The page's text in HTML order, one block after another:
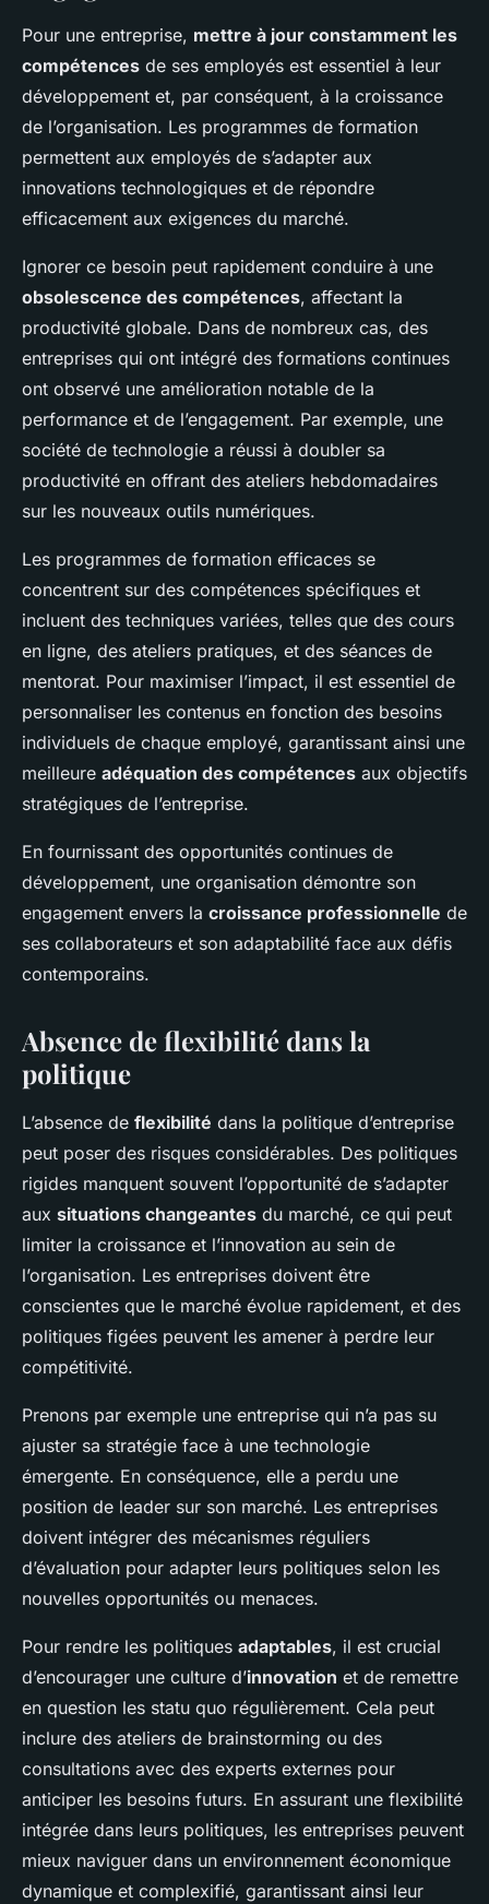
Pour une entreprise, mettre à jour constamment les
compétences de ses employés est essentiel à leur
développement et, par conséquent, à la croissance
de l’organisation. Les programmes de formation
permettent aux employés de s’adapter aux
innovations technologiques et de répondre
efficacement aux exigences du marché.
Ignorer ce besoin peut rapidement conduire à une
obsolescence des compétences, affectant la
productivité globale. Dans de nombreux cas, des
entreprises qui ont intégré des formations continues
ont observé une amélioration notable de la
performance et de l’engagement. Par exemple, une
société de technologie a réussi à doubler sa
productivité en offrant des ateliers hebdomadaires
sur les nouveaux outils numériques.
Les programmes de formation efficaces se
concentrent sur des compétences spécifiques et
incluent des techniques variées, telles que des cours
en ligne, des ateliers pratiques, et des séances de
mentorat. Pour maximiser l’impact, il est essentiel de
personnaliser les contenus en fonction des besoins
individuels de chaque employé, garantissant ainsi une
meilleure adéquation des compétences aux objectifs
stratégiques de l’entreprise.
En fournissant des opportunités continues de
développement, une organisation démontre son
engagement envers la croissance professionnelle de
ses collaborateurs et son adaptabilité face aux défis
contemporains.
Absence de flexibilité dans la
politique
L’absence de flexibilité dans la politique d’entreprise
peut poser des risques considérables. Des politiques
rigides manquent souvent l’opportunité de s’adapter
aux situations changeantes du marché, ce qui peut
limiter la croissance et l’innovation au sein de
l’organisation. Les entreprises doivent être
conscientes que le marché évolue rapidement, et des
politiques figées peuvent les amener à perdre leur
compétitivité.
Prenons par exemple une entreprise qui n’a pas su
ajuster sa stratégie face à une technologie
émergente. En conséquence, elle a perdu une
position de leader sur son marché. Les entreprises
doivent intégrer des mécanismes réguliers
d’évaluation pour adapter leurs politiques selon les
nouvelles opportunités ou menaces.
Pour rendre les politiques adaptables, il est crucial
d’encourager une culture d’innovation et de remettre
en question les statu quo régulièrement. Cela peut
inclure des ateliers de brainstorming ou des
consultations avec des experts externes pour
anticiper les besoins futurs. En assurant une flexibilité
intégrée dans leurs politiques, les entreprises peuvent
mieux naviguer dans un environnement économique
dynamique et complexifié, garantissant ainsi leur